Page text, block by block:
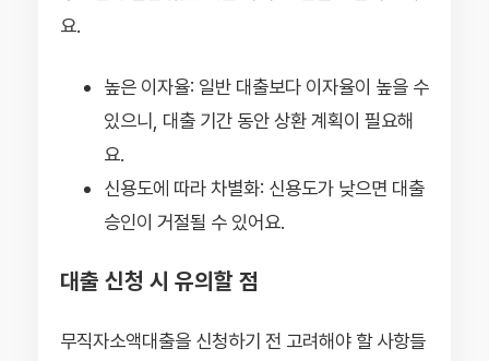
요.
높은 이자율: 일반 대출보다 이자율이 높을 수
있으니, 대출 기간 동안 상환 계획이 필요해
요.
신용도에 따라 차별화: 신용도가 낮으면 대출
승인이 거절될 수 있어요.
대출 신청 시 유의할 점
무직자소액대출을 신청하기 전 고려해야 할 사항들